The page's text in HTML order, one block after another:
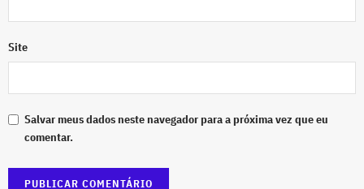
Site
Salvar meus dados neste navegador para a próxima vez que eu
comentar.